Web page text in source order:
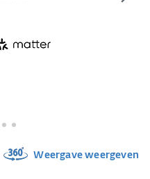
Weergave weergeven